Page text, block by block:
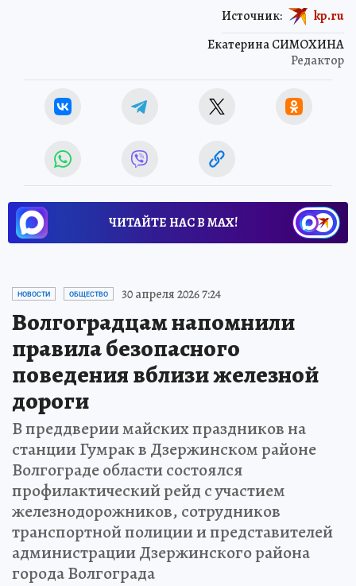
Екатерина СИМОХИНА
Редактор
Источник: kp.ru
ЧИТАЙТЕ НАС В МАХ!
НОВОСТИ ОБЩЕСТВО 30 апреля 2026 7:24
Волгоградцам напомнили
правила безопасного
поведения вблизи железной
дороги
В преддверии майских праздников на
станции Гумрак в Дзержинском районе
Волгограде области состоялся
профилактический рейд с участием
железнодорожников, сотрудников
транспортной полиции и представителей
администрации Дзержинского района
города Волгограда